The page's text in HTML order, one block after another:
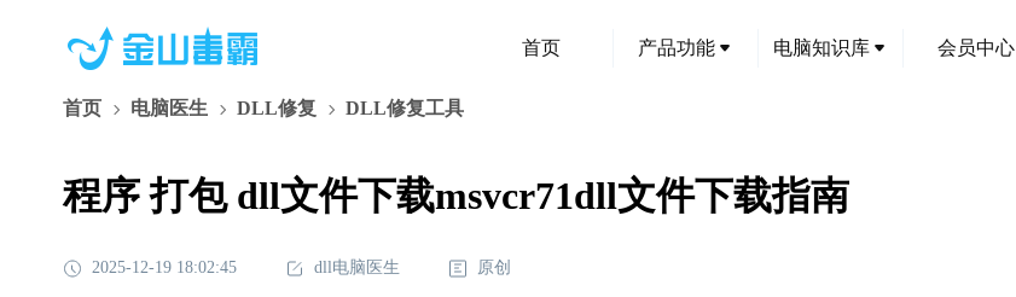
首页 产品功能 电脑知识库 会员中心
首页 电脑医生 DLL修复 DLL修复工具
程序 打包 dll文件下载msvcr71dll文件下载指南
2025-12-19 18:02:45 dll电脑医生 原创